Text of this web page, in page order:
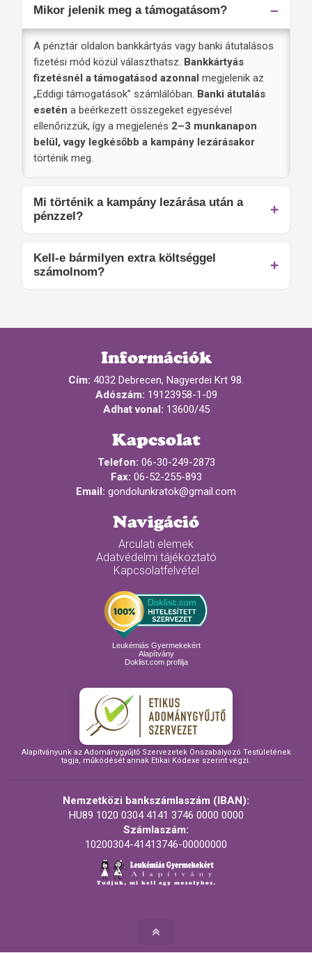
Mikor jelenik meg a támogatásom?
A pénztár oldalon bankkártyás vagy banki átutalásos
fizetési mód közül választhatsz. Bankkártyás
fizetésnél a támogatásod azonnal megjelenik az
„Eddigi támogatások” számlálóban. Banki átutalás
esetén a beérkezett összegeket egyesével
ellenőrizzük, így a megjelenés 2–3 munkanapon
belül, vagy legkésőbb a kampány lezárásakor
történik meg.
Mi történik a kampány lezárása után a
pénzzel?
Kell-e bármilyen extra költséggel
számolnom?
Információk
Cím: 4032 Debrecen, Nagyerdei Krt 98.
Adószám: 19123958-1-09
Adhat vonal: 13600/45
Kapcsolat
Telefon: 06-30-249-2873
Fax: 06-52-255-893
Email: gondolunkratok@gmail.com
Navigáció
Arculati elemek
Adatvédelmi tájékoztató
Kapcsolatfelvétel
Leukémiás Gyermekekért
Alapítvány
Doklist.com profilja
Alapítványunk az Adománygyűjtő Szervezetek Önszabályozó Testületének
tagja, működését annak Etikai Kódexe szerint végzi.
Nemzetközi bankszámlaszám (IBAN):
HU89 1020 0304 4141 3746 0000 0000
Számlaszám:
10200304-41413746-00000000